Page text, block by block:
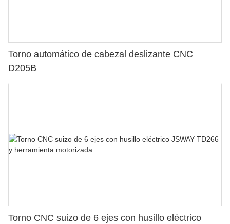
Torno automático de cabezal deslizante CNC
D205B
Torno CNC suizo de 6 ejes con husillo eléctrico